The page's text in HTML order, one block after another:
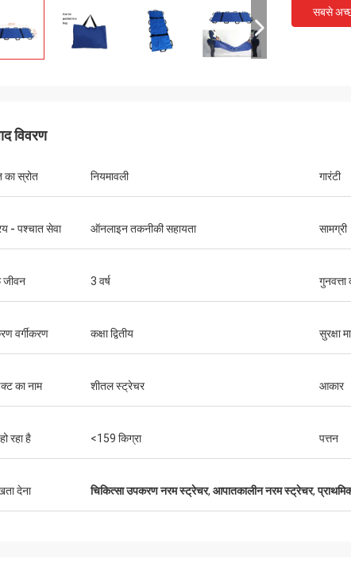
सबसे
विवरण
का स्रोत नियमावली गारंटी
- पश्चात सेवा ऑनलाइन तकनीकी सहायता सामग्री
3 वर्ष
वर्गीकरण कक्षा द्वितीय सुरक्षा
का नाम शीतल स्ट्रेचर आकार
रहा है <159 किग्रा पत्तन
देना चिकित्सा उपकरण नरम स्ट्रेचर, आपातकालीन नरम स्ट्रेचर,